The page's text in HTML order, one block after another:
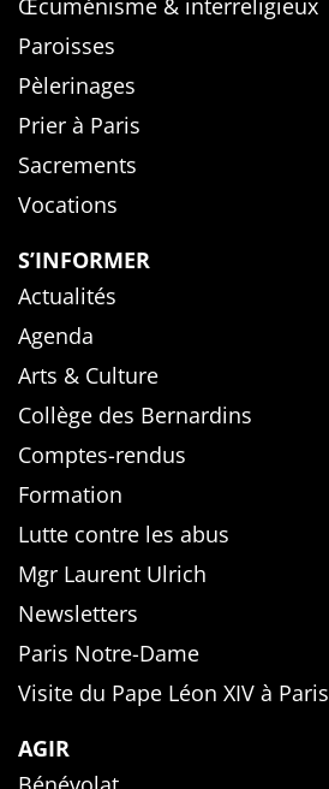
Paroisses
Pèlerinages
Prier à Paris
Sacrements
Vocations
S’INFORMER
Actualités
Agenda
Arts & Culture
Collège des Bernardins
Comptes-rendus
Formation
Lutte contre les abus
Mgr Laurent Ulrich
Newsletters
Paris Notre-Dame
Visite du Pape Léon XIV à Paris
AGIR